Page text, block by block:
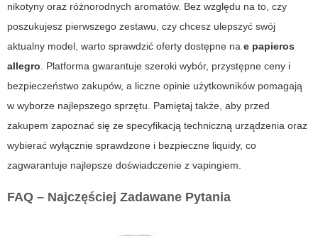
nikotyny oraz różnorodnych aromatów. Bez względu na to, czy
poszukujesz pierwszego zestawu, czy chcesz ulepszyć swój
aktualny model, warto sprawdzić oferty dostępne na e papieros
allegro. Platforma gwarantuje szeroki wybór, przystępne ceny i
bezpieczeństwo zakupów, a liczne opinie użytkowników pomagają
w wyborze najlepszego sprzętu. Pamiętaj także, aby przed
zakupem zapoznać się ze specyfikacją techniczną urządzenia oraz
wybierać wyłącznie sprawdzone i bezpieczne liquidy, co
zagwarantuje najlepsze doświadczenie z vapingiem.
FAQ – Najczęściej Zadawane Pytania